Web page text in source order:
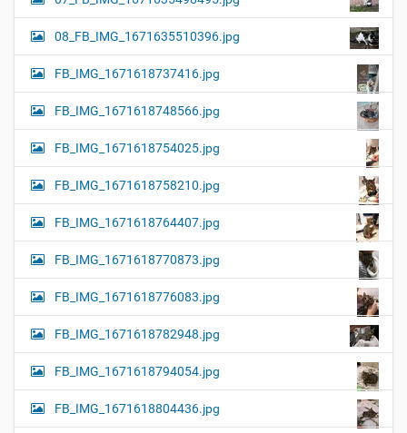
08_FB_IMG_1671635510396.jpg
FB_IMG_1671618737416.jpg
FB_IMG_1671618748566.jpg
FB_IMG_1671618754025.jpg
FB_IMG_1671618758210.jpg
FB_IMG_1671618764407.jpg
FB_IMG_1671618770873.jpg
FB_IMG_1671618776083.jpg
FB_IMG_1671618782948.jpg
FB_IMG_1671618794054.jpg
FB_IMG_1671618804436.jpg